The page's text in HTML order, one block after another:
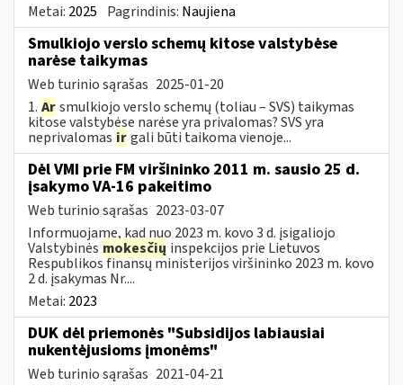
Metai: 2025 Pagrindinis: Naujiena
Smulkiojo verslo schemų kitose valstybėse
narėse taikymas
Web turinio sąrašas 2025-01-20
1. Arsmulkiojo verslo schemų (toliau – SVS) taikymas
kitose valstybėse narėse yra privalomas? SVS yra
neprivalomas irgali būti taikoma vienoje...
Dėl VMI prie FM viršininko 2011 m. sausio 25 d.
įsakymo VA-16 pakeitimo
Web turinio sąrašas 2023-03-07
Informuojame, kad nuo 2023 m. kovo 3 d. įsigaliojo
Valstybinės mokesčių inspekcijos prie Lietuvos
Respublikos finansų ministerijos viršininko 2023 m. kovo
2 d. įsakymas Nr....
Metai: 2023
DUK dėl priemonės "Subsidijos labiausiai
nukentėjusioms įmonėms"
Web turinio sąrašas 2021-04-21